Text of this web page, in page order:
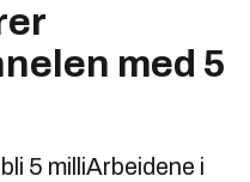
med 5
5 milliArbeidene i